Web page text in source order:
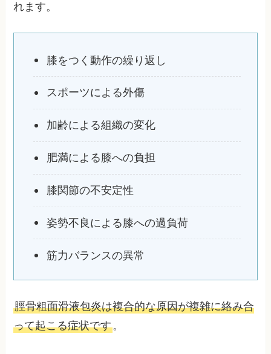
れます。
膝をつく動作の繰り返し
スポーツによる外傷
加齢による組織の変化
肥満による膝への負担
膝関節の不安定性
姿勢不良による膝への過負荷
筋力バランスの異常
脛骨粗面滑液包炎は複合的な原因が複雑に絡み合
って起こる症状です。